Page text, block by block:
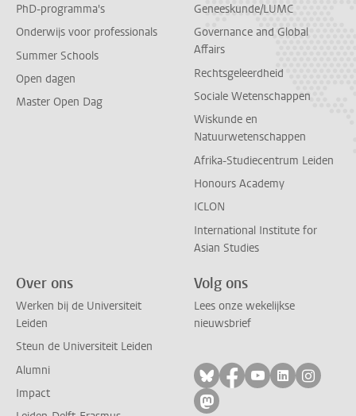
PhD-programma's
Onderwijs voor professionals
Summer Schools
Open dagen
Master Open Dag
Geneeskunde/LUMC
Governance and Global
Affairs
Rechtsgeleerdheid
Sociale Wetenschappen
Wiskunde en
Natuurwetenschappen
Afrika-Studiecentrum Leiden
Honours Academy
ICLON
International Institute for
Asian Studies
Over ons
Werken bij de Universiteit
Leiden
Steun de Universiteit Leiden
Alumni
Impact
Volg ons
Lees onze wekelijkse
nieuwsbrief
Volg ons op bluesky
Volg ons op
Volg ons op
Volg ons
Volg
Volg ons op mastodon